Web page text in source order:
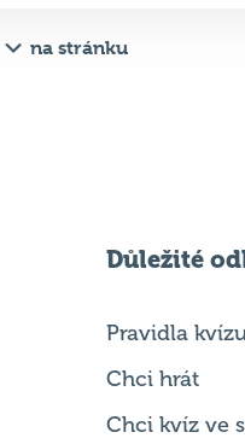
na stránku
Důležité
Pravidla
Chci hrát
Chci kvíz ve